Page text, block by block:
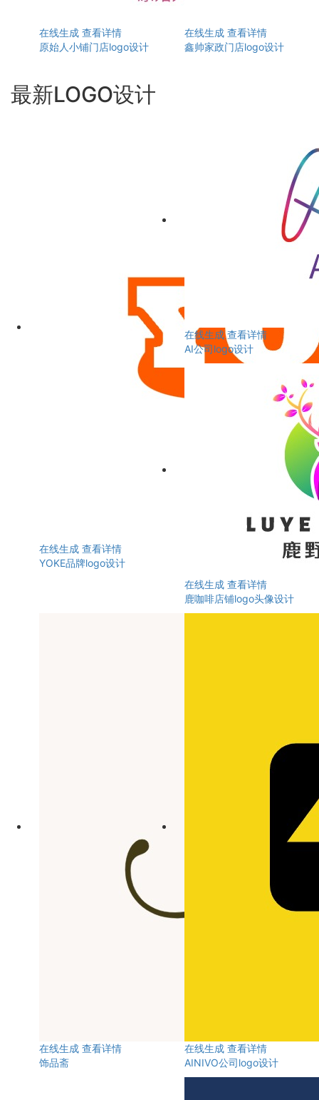
在线生成 查看详情
原始人小铺门店logo设计
在线生成 查看详情
鑫帅家政门店logo设计
最新LOGO设计
在线生成 查看详情
YOKE品牌logo设计
在线生成 查看详情
AI公司logo设计
在线生成 查看详情
鹿咖啡店铺logo头像设计
在线生成 查看详情
饰品斋
在线生成 查看详情
AINIVO公司logo设计